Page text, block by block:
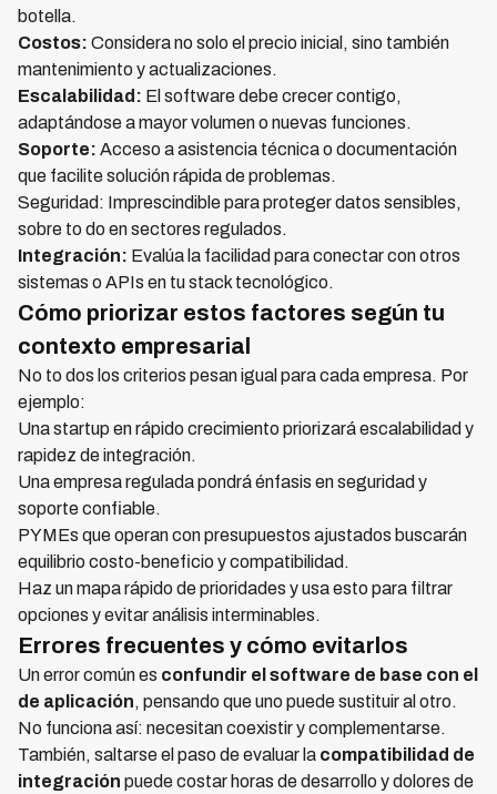
botella.
Costos: Considera no solo el precio inicial, sino también
mantenimiento y actualizaciones.
Escalabilidad: El software debe crecer contigo,
adaptándose a mayor volumen o nuevas funciones.
Soporte: Acceso a asistencia técnica o documentación
que facilite solución rápida de problemas.
Seguridad: Imprescindible para proteger datos sensibles,
sobre to do en sectores regulados.
Integración: Evalúa la facilidad para conectar con otros
sistemas o APIs en tu stack tecnológico.
Cómo priorizar estos factores según tu
contexto empresarial
No to dos los criterios pesan igual para cada empresa. Por
ejemplo:
Una startup en rápido crecimiento priorizará escalabilidad y
rapidez de integración.
Una empresa regulada pondrá énfasis en seguridad y
soporte confiable.
PYMEs que operan con presupuestos ajustados buscarán
equilibrio costo-beneficio y compatibilidad.
Haz un mapa rápido de prioridades y usa esto para filtrar
opciones y evitar análisis interminables.
Errores frecuentes y cómo evitarlos
Un error común es confundir el software de base con el
de aplicación, pensando que uno puede sustituir al otro.
No funciona así: necesitan coexistir y complementarse.
También, saltarse el paso de evaluar la compatibilidad de
integración puede costar horas de desarrollo y dolores de